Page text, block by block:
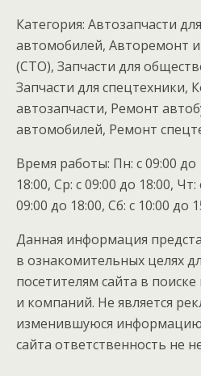
Категория: Автозапчасти
автомобилей, Авторемонт
(СТО), Запчасти для
Запчасти для спецтехники,
автозапчасти, Ремонт
автомобилей, Ремонт
Время работы: Пн: с 09:00 до
18:00, Ср: с 09:00 до 18:00,
09:00 до 18:00, Сб: с 10:00 до
Данная информация
в ознакомительных целях
посетителям сайта в
и компаний. Не является
изменившуюся
сайта ответственность не